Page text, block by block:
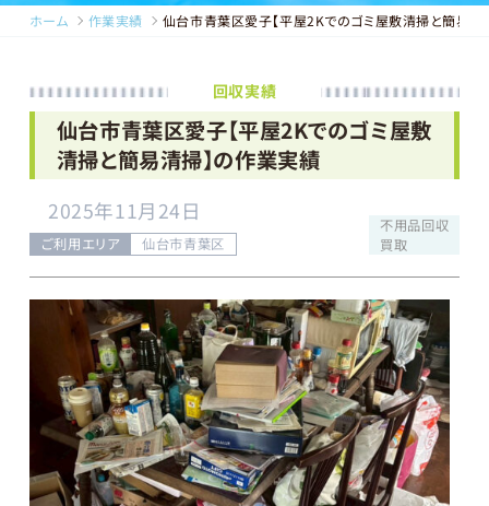
ホーム 作業実績 仙台市青葉区愛子【平屋2Kでのゴミ屋敷清掃と簡易清
回収実績
仙台市青葉区愛子【平屋2Kでのゴミ屋敷
清掃と簡易清掃】の作業実績
2025年11月24日
ご利用エリア 仙台市青葉区
不用品回収
買取